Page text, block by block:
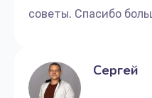
советы. Спасибо
Сергей